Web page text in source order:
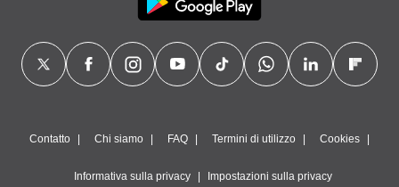
Contatto Chi siamo FAQ Termini di utilizzo Cookies
Informativa sulla privacy Impostazioni sulla privacy